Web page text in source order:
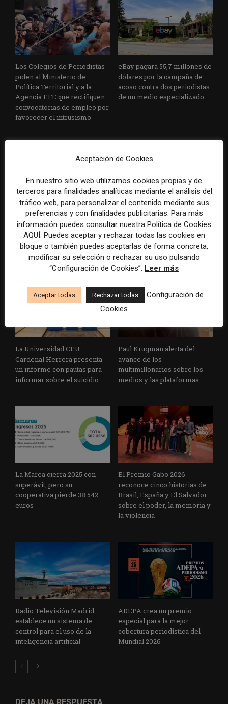
Los Colegios de Periodistas
piden al Ministerio de
Política Territorial y a la
Agencia EFE que rectifiquen
convocatorias de empleo por
favorecer el intrusismo
eBay pagará 55,7 millones de
dólares por la campaña de
acoso contra dos periodistas
de un medio especializado
EFE publica una guía para
integrar la inteligencia
artificial en sus procesos
informativos con supervisión
humana
Substack incorpora una
herramienta que estima
cuánto contenido ha sido
escrito con inteligencia
artificial
La Universidad CEU
Cardenal Herrera presenta
un informe con pautas para
informar sobre el suicidio
Paul Krugman alerta del
avance de los
multimillonarios sobre los
medios y las plataformas
La Marea cierra 2025 con
superávit, pero su
cooperativa pierde 38.542
euros
El Premio Gabo 2026
reconoce cinco historias de
Brasil, España y El Salvador
sobre el poder, la memoria y
la violencia
Radio Televisión Madrid
establece un sistema de
control para el uso de la
inteligencia artificial
ADEPA crea un premio
especial para la mejor
cobertura periodística del
Mundial 2026
Aceptación de Cookies
En nuestro sitio web utilizamos cookies propias y de
terceros para finalidades analíticas mediante el análisis del
tráfico web, para personalizar el contenido mediante sus
preferencias y con finalidades publicitarias. Para más
información puedes consultar nuestra Política de Cookies
AQUÍ. Puedes aceptar y rechazar todas las cookies en
bloque o también puedes aceptarlas de forma concreta,
modificar su selección o rechazar su uso pulsando
“Configuración de Cookies”. Leer más
Aceptar todas Rechazar todas
Configuración de
Cookies